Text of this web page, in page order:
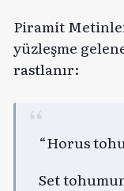
Piramit
yüzleşme
rastlanır:
“Horus
Set